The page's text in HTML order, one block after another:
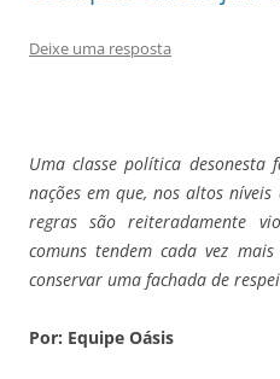
Deixe uma resposta
Uma classe política
nações em que, nos altos
regras são reiteradamente
comuns tendem cada vez
conservar uma fachada de
Por: Equipe Oásis